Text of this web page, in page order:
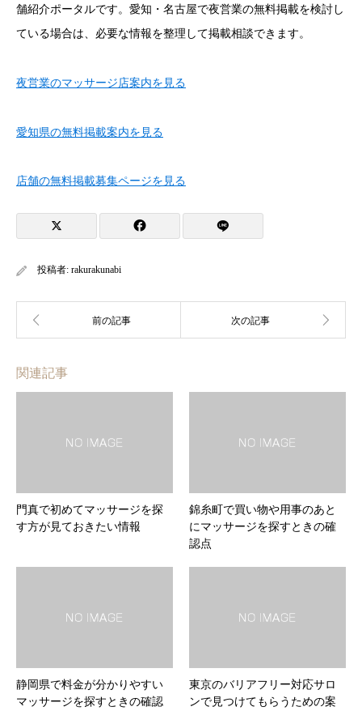
舗紹介ポータルです。愛知・名古屋で夜営業の無料掲載を検討し
ている場合は、必要な情報を整理して掲載相談できます。
夜営業のマッサージ店案内を見る
愛知県の無料掲載案内を見る
店舗の無料掲載募集ページを見る
投稿者: rakurakunabi
関連記事
門真で初めてマッサージを探
す方が見ておきたい情報
錦糸町で買い物や用事のあと
にマッサージを探すときの確
認点
静岡県で料金が分かりやすい
マッサージを探すときの確認
東京のバリアフリー対応サロ
ンで見つけてもらうための案